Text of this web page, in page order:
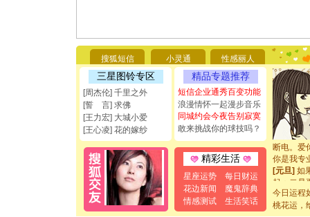
搜狐短信 小灵通 性感丽人
三星图铃专区
[周杰伦] 千里之外
[誓 言] 求佛
[王力宏] 大城小爱
[王心凌] 花的嫁纱
精品专题推荐
短信企业通秀百变功能
浪漫情怀一起漫步音乐
同城约会今夜告别寂寞
敢来挑战你的球技吗？
精彩生活
星座运势
每日财运
花边新闻
魔鬼辞典
情感测试
生活笑话
[圣诞节]
你太多，
要平安
[圣诞节]
能正大光
都要快乐
[圣诞节]
如意,快
[元旦]看
断电。爱
你是我专
[元旦] 如
起；二是
离。水晶
[元旦]当
今日运程
桃花运，